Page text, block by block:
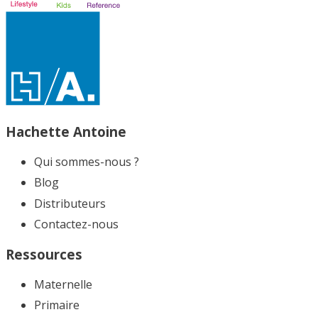
Hachette Antoine
Qui sommes-nous ?
Blog
Distributeurs
Contactez-nous
Ressources
Maternelle
Primaire